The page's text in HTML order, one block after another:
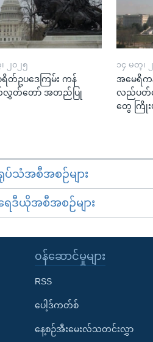
၂၀၂၅
တ်ဥပဒေကြမ်း ကန်
တ်တော် အတည်ပြု
၁၄ မတ္၊
အမေရိ
လည်ပတ်
တွေ ကြိုး
ပ်သံအစီအစဉ်များ
ေဒီယိုအစီအစဉ်များ
၀န်ဆောင်မှုများ
RSS
ပေါ့ဒ်ကတ်စ်
နေ့စဉ်အီးမေးလ်သတင်းလွှာ